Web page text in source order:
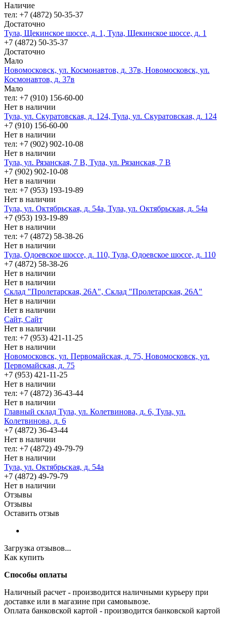
Наличие
тел: +7 (4872) 50-35-37
Достаточно
Тула, Щекинское шоссе, д. 1, Тула, Щекинское шоссе, д. 1
+7 (4872) 50-35-37
Достаточно
Мало
Новомосковск, ул. Космонавтов, д. 37в, Новомосковск, ул.
Космонавтов, д. 37в
Мало
тел: +7 (910) 156-60-00
Нет в наличии
Тула, ул. Скуратовская, д. 124, Тула, ул. Скуратовская, д. 124
+7 (910) 156-60-00
Нет в наличии
тел: +7 (902) 902-10-08
Нет в наличии
Тула, ул. Рязанская, 7 В, Тула, ул. Рязанская, 7 В
+7 (902) 902-10-08
Нет в наличии
тел: +7 (953) 193-19-89
Нет в наличии
Тула, ул. Октябрьская, д. 54а, Тула, ул. Октябрьская, д. 54а
+7 (953) 193-19-89
Нет в наличии
тел: +7 (4872) 58-38-26
Нет в наличии
Тула, Одоевское шоссе, д. 110, Тула, Одоевское шоссе, д. 110
+7 (4872) 58-38-26
Нет в наличии
Нет в наличии
Склад "Пролетарская, 26А", Склад "Пролетарская, 26А"
Нет в наличии
Нет в наличии
Сайт, Сайт
Нет в наличии
тел: +7 (953) 421-11-25
Нет в наличии
Новомосковск, ул. Первомайская, д. 75, Новомосковск, ул.
Первомайская, д. 75
+7 (953) 421-11-25
Нет в наличии
тел: +7 (4872) 36-43-44
Нет в наличии
Главный склад Тула, ул. Колетвинова, д. 6, Тула, ул.
Колетвинова, д. 6
+7 (4872) 36-43-44
Нет в наличии
тел: +7 (4872) 49-79-79
Нет в наличии
Тула, ул. Октябрьская, д. 54а
+7 (4872) 49-79-79
Нет в наличии
Отзывы
Отзывы
Оставить отзыв
Загрузка отзывов...
Как купить
Способы оплаты
Наличный расчет - производится наличными курьеру при
доставке или в магазине при самовывозе.
Оплата банковской картой - производится банковской картой